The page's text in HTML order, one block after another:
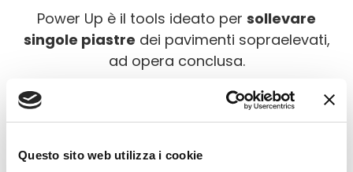
Questo sito web utilizza i cookie
Power Up è il tools ideato per sollevare
singole piastre dei pavimenti sopraelevati,
ad opera conclusa.
Il fusto di Power Up è dotato di un dente in
metallo, da posizionare sotto la piastra da